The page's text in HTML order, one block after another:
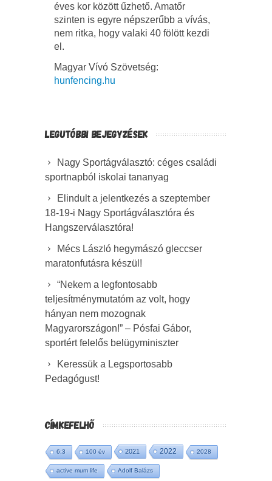
éves kor között űzhető. Amatőr
szinten is egyre népszerűbb a vívás,
nem ritka, hogy valaki 40 fölött kezdi
el.
Magyar Vívó Szövetség:
hunfencing.hu
LEGUTÓBBI BEJEGYZÉSEK
Nagy Sportágválasztó: céges családi
sportnapból iskolai tananyag
Elindult a jelentkezés a szeptember
18-19-i Nagy Sportágválasztóra és
Hangszerválasztóra!
Mécs László hegymászó gleccser
maratonfutásra készül!
“Nekem a legfontosabb
teljesítménymutatóm az volt, hogy
hányan nem mozognak
Magyarországon!” – Pósfai Gábor,
sportért felelős belügyminiszter
Keressük a Legsportosabb
Pedagógust!
CÍMKEFELHŐ
6:3 100 év 2021 2022 2028
active mum life Adolf Balázs